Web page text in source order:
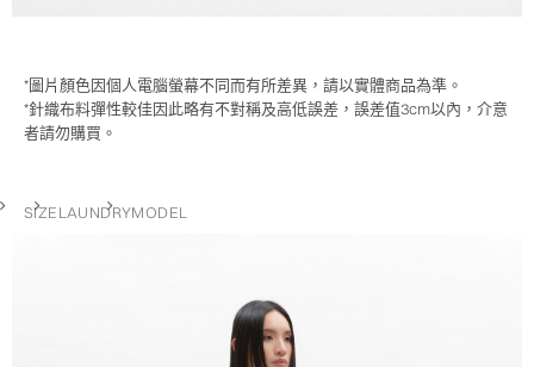
*圖片顏色因個人電腦螢幕不同而有所差異，請以實體商品為準。
*針織布料彈性較佳因此略有不對稱及高低誤差，誤差值3cm以內，介意
者請勿購買。
SIZELAUNDRYMODEL